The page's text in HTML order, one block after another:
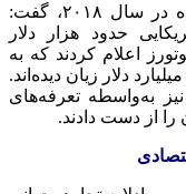
اکبری‌جور با اشاره به آمارهای منتشرشده در سال ۲۰۱۸، گفت:
حدود هزار دلار
اعلام کردند که به
دلار زیان دیده‌اند.
به‌واسطه تعرفه‌های